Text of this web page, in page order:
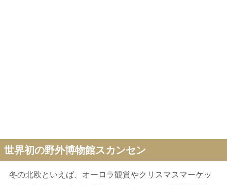
世界初の野外博物館スカンセン
冬の北欧といえば、オーロラ観賞やクリスマスマーケッ